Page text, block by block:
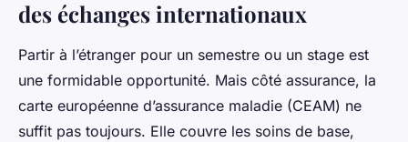
des échanges internationaux
Partir à l’étranger pour un semestre ou un stage est
une formidable opportunité. Mais côté assurance, la
carte européenne d’assurance maladie (CEAM) ne
suffit pas toujours. Elle couvre les soins de base,